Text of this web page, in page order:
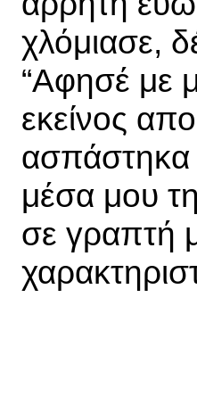
χλόμιασε,
“Αφησέ με
εκείνος
ασπάστηκα
μέσα μου
σε γραπτή